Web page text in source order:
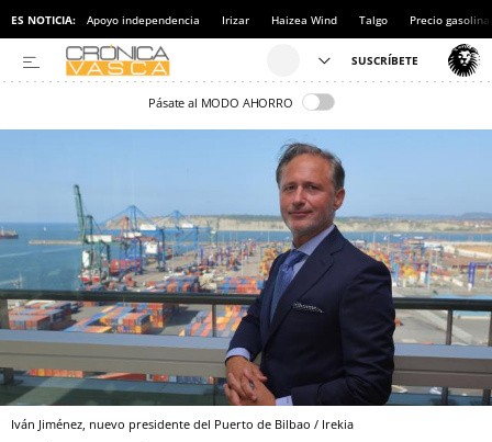
ES NOTICIA: Apoyo independencia Irizar Haizea Wind Talgo Precio gasolina
Pásate al MODO AHORRO
Iván Jiménez, nuevo presidente del Puerto de Bilbao / Irekia